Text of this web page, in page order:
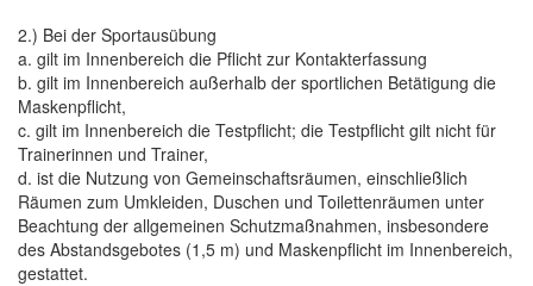
2.) Bei der Sportausübung
a. gilt im Innenbereich die Pflicht zur Kontakterfassung
b. gilt im Innenbereich außerhalb der sportlichen Betätigung die
Maskenpflicht,
c. gilt im Innenbereich die Testpflicht; die Testpflicht gilt nicht für
Trainerinnen und Trainer,
d. ist die Nutzung von Gemeinschaftsräumen, einschließlich
Räumen zum Umkleiden, Duschen und Toilettenräumen unter
Beachtung der allgemeinen Schutzmaßnahmen, insbesondere
des Abstandsgebotes (1,5 m) und Maskenpflicht im Innenbereich,
gestattet.